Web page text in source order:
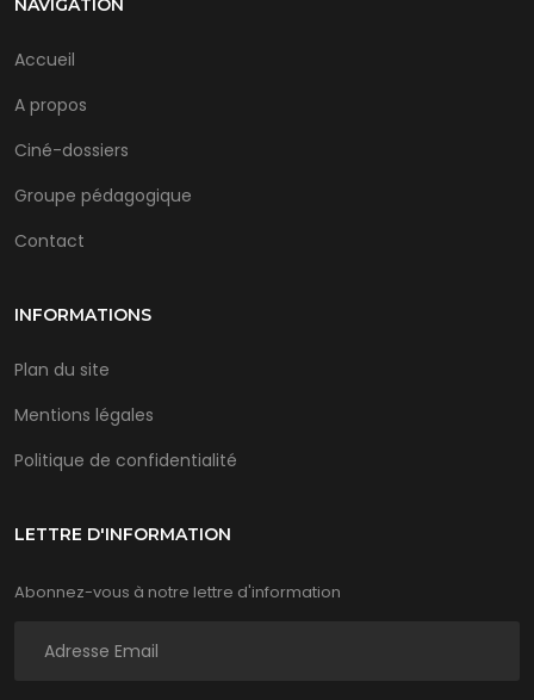
NAVIGATION
Accueil
A propos
Ciné-dossiers
Groupe pédagogique
Contact
INFORMATIONS
Plan du site
Mentions légales
Politique de confidentialité
LETTRE D'INFORMATION
Abonnez-vous à notre lettre d'information